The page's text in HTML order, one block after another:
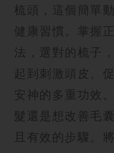
梳頭，這個簡單
健康習慣。掌握
法，選對的梳子
起到刺激頭皮、
安神的多重功效
髮還是想改善毛
且有效的步驟。